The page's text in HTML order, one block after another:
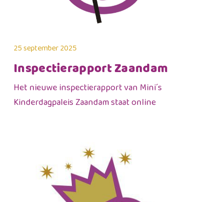
25 september 2025
Inspectierapport Zaandam
Het nieuwe inspectierapport van Mini´s
Kinderdagpaleis Zaandam staat online